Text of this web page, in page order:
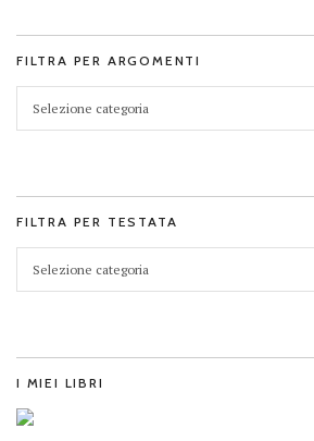
FILTRA PER ARGOMENTI
FILTRA PER TESTATA
I MIEI LIBRI